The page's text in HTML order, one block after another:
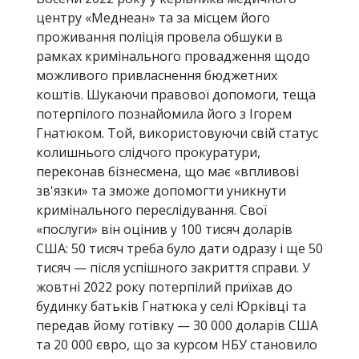
центру «Меднеан» та за місцем його
проживання поліція провела обшуки в
рамках кримінального провадження щодо
можливого привласнення бюджетних
коштів. Шукаючи правової допомоги, теща
потерпілого познайомила його з Ігорем
Гнатюком. Той, використовуючи свій статус
колишнього слідчого прокуратури,
переконав бізнесмена, що має «впливові
зв'язки» та зможе допомогти уникнути
кримінального переслідування. Свої
«послуги» він оцінив у 100 тисяч доларів
США: 50 тисяч треба було дати одразу і ще 50
тисяч — після успішного закриття справи. У
жовтні 2022 року потерпілий приїхав до
будинку батьків Гнатюка у селі Юрківці та
передав йому готівку — 30 000 доларів США
та 20 000 євро, що за курсом НБУ становило